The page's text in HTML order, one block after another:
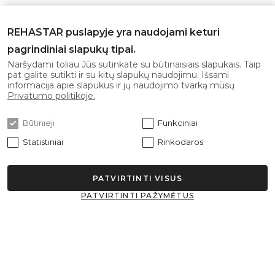
El. paštas: info@rehastar.com
Darbo laikas: I-V 08:00 - 17:00
Gaukite naujausius pasiūlymus pirmi!
Sutinku suprivatumo politika
REHASTAR puslapyje yra naudojami keturi
pagrindiniai slapukų tipai.
Naršydami toliau Jūs sutinkate su būtinaisiais slapukais. Taip
pat galite sutikti ir su kitų slapukų naudojimu. Išsami
informacija apie slapukus ir jų naudojimo tvarką mūsų
Privatumo politikoje.
Būtinieji
Funkciniai
Statistiniai
Rinkodaros
PATVIRTINTI PAŽYMĖTUS
PATVIRTINTI VISUS